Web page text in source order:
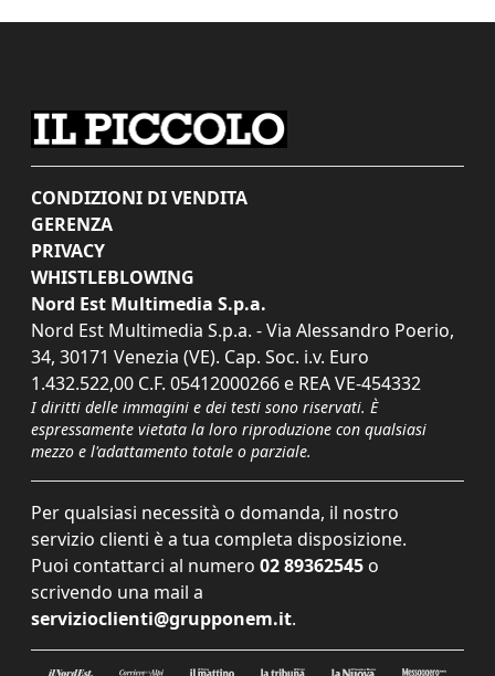
CONDIZIONI DI VENDITA
GERENZA
PRIVACY
WHISTLEBLOWING
Nord Est Multimedia S.p.a.
Nord Est Multimedia S.p.a. - Via Alessandro Poerio,
34, 30171 Venezia (VE). Cap. Soc. i.v. Euro
1.432.522,00 C.F. 05412000266 e REA VE-454332
I diritti delle immagini e dei testi sono riservati. È
espressamente vietata la loro riproduzione con qualsiasi
mezzo e l'adattamento totale o parziale.
Per qualsiasi necessità o domanda, il nostro
servizio clienti è a tua completa disposizione.
Puoi contattarci al numero 02 89362545 o
scrivendo una mail a
servizioclienti@grupponem.it.